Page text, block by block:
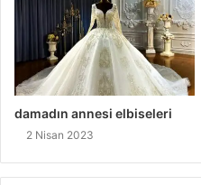
damadın annesi elbiseleri
2 Nisan 2023